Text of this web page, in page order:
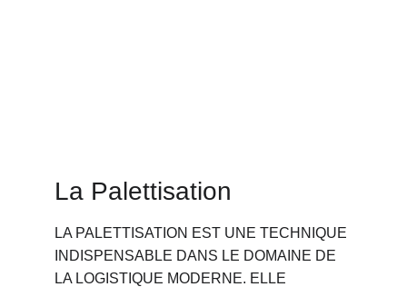
La Palettisation
LA PALETTISATION EST UNE TECHNIQUE
INDISPENSABLE DANS LE DOMAINE DE
LA LOGISTIQUE MODERNE. ELLE